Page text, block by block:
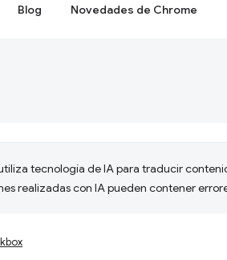
Blog Novedades de Chrome
tecnología de IA para traducir
realizadas con IA pueden contener